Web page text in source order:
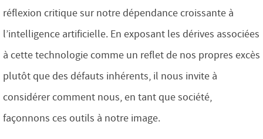
réflexion critique sur notre dépendance croissante à
l’intelligence artificielle. En exposant les dérives associées
à cette technologie comme un reflet de nos propres excès
plutôt que des défauts inhérents, il nous invite à
considérer comment nous, en tant que société,
façonnons ces outils à notre image.